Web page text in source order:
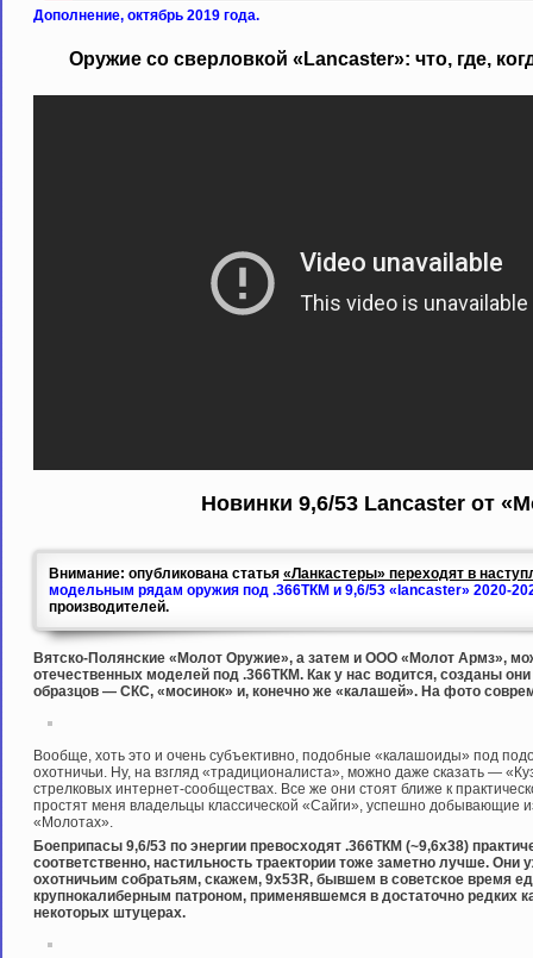
Дополнение, октябрь 2019 года.
Оружие со сверловкой «Lancaster»: что, где,
Новинки 9,6/53 Lancaster от
Внимание: опубликована статья «Ланкастеры» переходят в
модельным рядам оружия под .366ТКМ и 9,6/53 «lancaster» 2020-
производителей.
Вятско-Полянские «Молот Оружие», а затем и ООО «Молот Армз»,
отечественных моделей под .366ТКМ. Как у нас водится, созданы
образцов — СКС, «мосинок» и, конечно же «калашей». На фото
Вообще, хоть это и очень субъективно, подобные «калашоиды» под
охотничьи. Ну, на взгляд «традиционалиста», можно даже сказать —
стрелковых интернет-сообществах. Все же они стоят ближе к
простят меня владельцы классической «Сайги», успешно добывающие
«Молотах».
Боеприпасы 9,6/53 по энергии превосходят .366ТКМ (~9,6х38)
соответственно, настильность траектории тоже заметно лучше. Они
охотничьим собратьям, скажем, 9х53R, бывшем в советское время
крупнокалиберным патроном, применявшемся в достаточно редких
некоторых штуцерах.